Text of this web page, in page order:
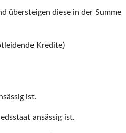
übersteigen diese in der Summe
Kredite)
ist.
ansässig ist.